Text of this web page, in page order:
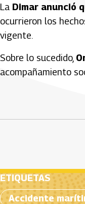
La Dimar anunció
ocurrieron los
vigente.
Sobre lo sucedido,
acompañamiento
ETIQUETAS
Accidente